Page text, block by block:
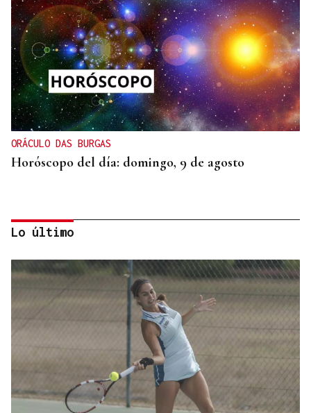
ORÁCULO DAS BURGAS
Horóscopo del día: domingo, 9 de agosto
Las personas con ceguera disfrutarán del eclipse
en espacios de sonificación
Lo último